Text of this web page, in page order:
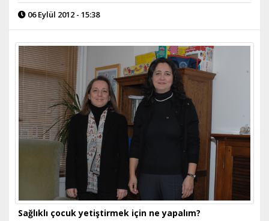
06 Eylül 2012 - 15:38
Sağlıklı çocuk yetiştirmek için ne yapalım?